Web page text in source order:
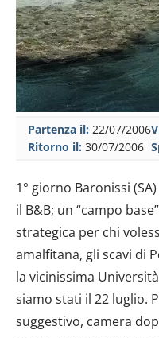
Partenza il: 22/07/2006
Ritorno il: 30/07/2006
1° giorno Baronissi
il B&B; un “campo
strategica per chi
amalfitana, gli scavi di
la vicinissima
siamo stati il 22 luglio.
suggestivo, camera